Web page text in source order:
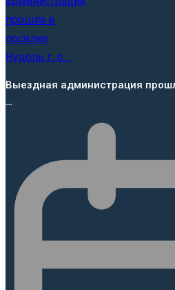
Выездная администрация
…